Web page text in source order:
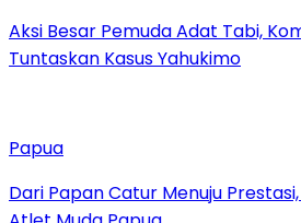
Aksi Besar Pemuda Adat Tabi,
Tuntaskan Kasus Yahukimo
Papua
Dari Papan Catur Menuju Prestasi,